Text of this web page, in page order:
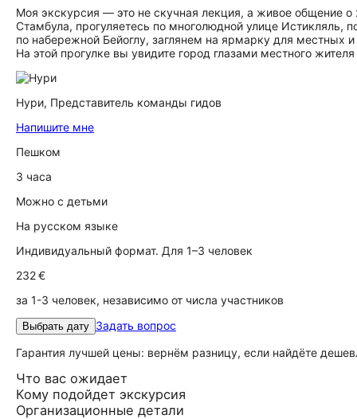
Моя экскурсия — это не скучная лекция, а живое общение
Стамбула, прогуляетесь по многолюдной улице
по набережной Бейоглу, заглянем на ярмарку для
На этой прогулке вы увидите город глазами местного
Нури, Представитель команды гидов
Напишите мне
Пешком
3 часа
Можно с детьми
На русском языке
Индивидуальный формат. Для 1–3 человек
232 €
за 1-3 человек, независимо от числа участников
Выбрать дату Задать вопрос
Гарантия лучшей цены: вернём разницу, если найдёте
Что вас ожидает
Кому подойдет экскурсия
Организационные детали